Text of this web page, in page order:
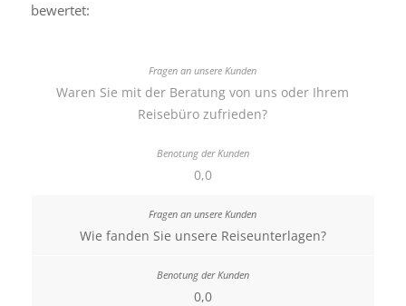
bewertet:
Waren Sie mit der Beratung von uns oder Ihrem
Reisebüro zufrieden?
0,0
Wie fanden Sie unsere Reiseunterlagen?
0,0